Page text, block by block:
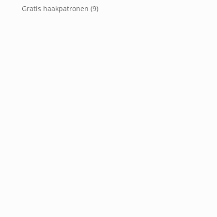
Gratis haakpatronen (9)